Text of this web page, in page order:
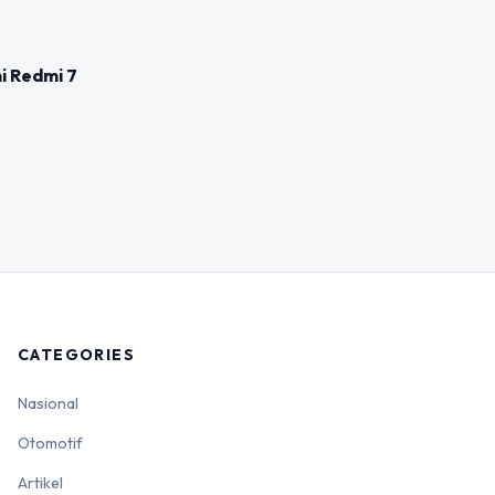
Redmi 7
CATEGORIES
Nasional
Otomotif
Artikel